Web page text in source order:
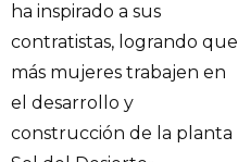
ha inspirado a sus
contratistas, logrando que
más mujeres trabajen en
el desarrollo y
construcción de la planta